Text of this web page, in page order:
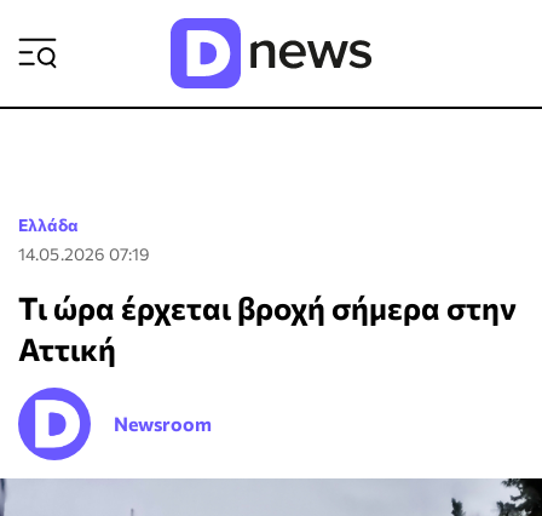
Ελλάδα
14.05.2026 07:19
Τι ώρα έρχεται βροχή σήμερα στην
Αττική
Newsroom